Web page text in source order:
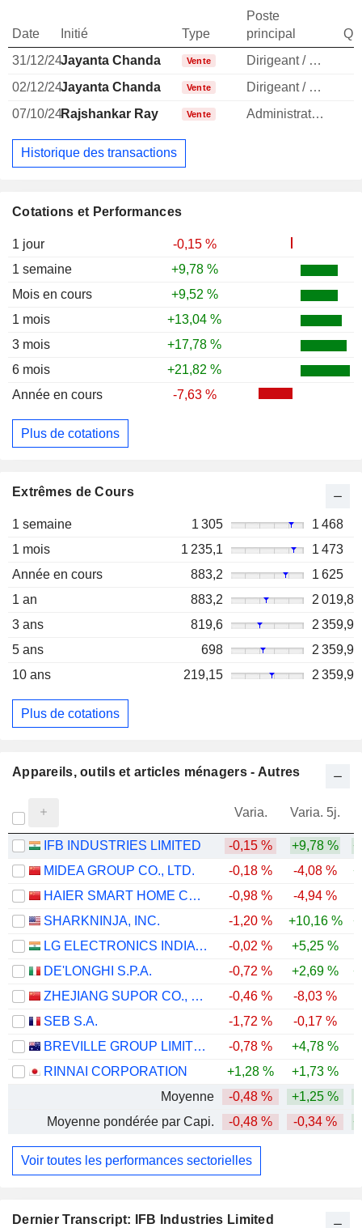
Dernier Transcript: IFB Industries Limited
Cotations et Performances
1 jour
-0,15 %
1 semaine
+9,78 %
Mois en cours
+9,52 %
1 mois
+13,04 %
3 mois
+17,78 %
6 mois
+21,82 %
Année en cours
-7,63 %
Plus de cotations
Extrêmes de Cours
1 semaine 1 305
1 468
1 mois
1 235,1
1 473
Année en cours
883,2
1 625
1 an
883,2
2 019,8
3 ans
819,6
2 359,9
5 ans
698
2 359,9
10 ans
219,15 2 359,9
Plus de cotations
Date Initié Type
Poste
principal
31/12/24Jayanta Chanda Vente
Dirigeant / cadre principal
02/12/24Jayanta Chanda Vente Dirigeant / cadre principal
07/10/24Rajshankar Ray Vente Administrateur
Historique des transactions
Appareils, outils et articles ménagers - Autres
Varia. Varia. 5j.
IFB INDUSTRIES LIMITED -0,15 % +9,78 %
MIDEA GROUP CO., LTD.
-0,18 % -4,08 %
HAIER SMART HOME CO., LTD.
-0,98 % -4,94 %
SHARKNINJA, INC.
-1,20 % +10,16 %
LG ELECTRONICS INDIA LIMITED
-0,02 %
+5,25 %
DE'LONGHI S.P.A.
-0,72 % +2,69 %
ZHEJIANG SUPOR CO., LTD.
-0,46 % -8,03 %
SEB S.A.
-1,72 % -0,17 %
BREVILLE GROUP LIMITED
-0,78 % +4,78 %
RINNAI CORPORATION
+1,28 % +1,73 %
Moyenne
-0,48 % +1,25 %
Moyenne pondérée par Capi.
-0,48 % -0,34 %
Voir toutes les performances sectorielles